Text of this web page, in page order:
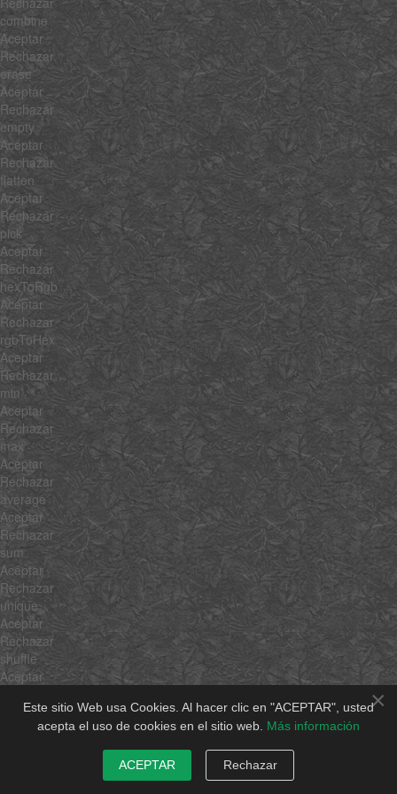
×
Este sitio Web usa Cookies. Al hacer clic en "ACEPTAR", usted
acepta el uso de cookies en el sitio web. Más información
ACEPTAR Rechazar
combine
Aceptar
Rechazar
erase
Aceptar
Rechazar
empty
Aceptar
Rechazar
flatten
Aceptar
Rechazar
pick
Aceptar
Rechazar
hexToRgb
Aceptar
Rechazar
rgbToHex
Aceptar
Rechazar
min
Aceptar
Rechazar
max
Aceptar
Rechazar
average
Aceptar
Rechazar
sum
Aceptar
Rechazar
unique
Aceptar
Rechazar
shuffle
Aceptar
rgbToHsb
Aceptar